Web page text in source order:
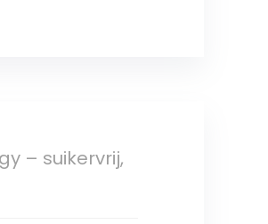
– suikervrij,